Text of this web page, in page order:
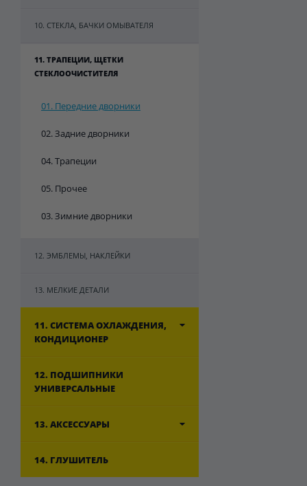
10. СТЕКЛА, БАЧКИ ОМЫВАТЕЛЯ
11. ТРАПЕЦИИ, ЩЕТКИ
СТЕКЛООЧИСТИТЕЛЯ
01. Передние дворники
02. Задние дворники
04. Трапеции
05. Прочее
03. Зимние дворники
12. ЭМБЛЕМЫ, НАКЛЕЙКИ
13. МЕЛКИЕ ДЕТАЛИ
11. СИСТЕМА ОХЛАЖДЕНИЯ,
КОНДИЦИОНЕР
12. ПОДШИПНИКИ
УНИВЕРСАЛЬНЫЕ
13. АКСЕССУАРЫ
14. ГЛУШИТЕЛЬ